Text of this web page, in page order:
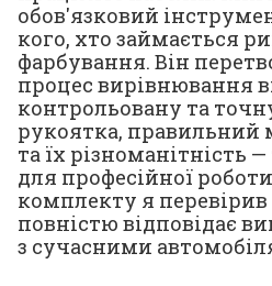
обов'язковий
кого, хто займається
фарбування. Він
процес вирівнювання
контрольовану та
рукоятка, правильний
та їх різноманітність
для професійної
комплекту я перевірив
повністю відповідає
з сучасними